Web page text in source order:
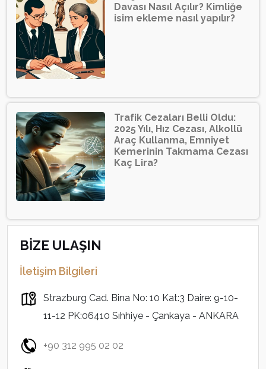
Davası Nasıl Açılır? Kimliğe
isim ekleme nasıl yapılır?
Trafik Cezaları Belli Oldu:
2025 Yılı, Hız Cezası, Alkollü
Araç Kullanma, Emniyet
Kemerinin Takmama Cezası
Kaç Lira?
BİZE ULAŞIN
İletişim Bilgileri
Strazburg Cad. Bina No: 10 Kat:3 Daire: 9-10-
11-12 PK:06410 Sıhhiye - Çankaya - ANKARA
+90 312 995 02 02